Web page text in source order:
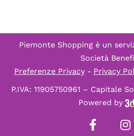
Piemonte Shopping è un
Società
Preferenze Privacy- Privacy
P.IVA: 11905750961 – Capitale
Powered by